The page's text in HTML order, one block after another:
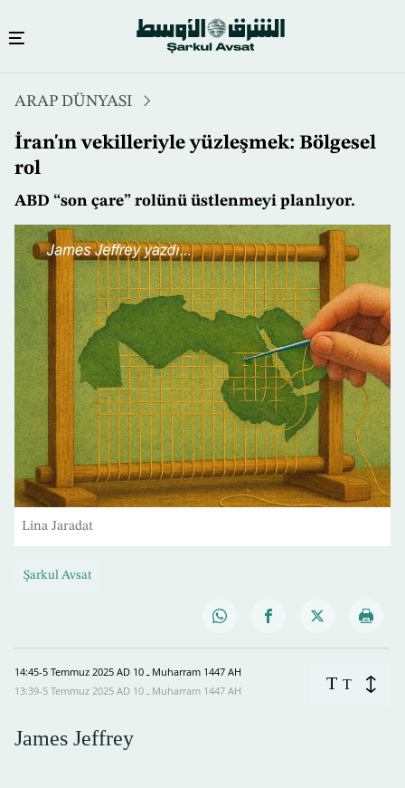
atla
ARAP DÜNYASI
İran'ın vekilleriyle yüzleşmek: Bölgesel
rol
ABD “son çare” rolünü üstlenmeyi planlıyor.
Lina Jaradat
Şarkul Avsat
14:45-5 Temmuz 2025 AD ـ 10 Muharram 1447 AH
13:39-5 Temmuz 2025 AD ـ 10 Muharram 1447 AH
T T
James Jeffrey